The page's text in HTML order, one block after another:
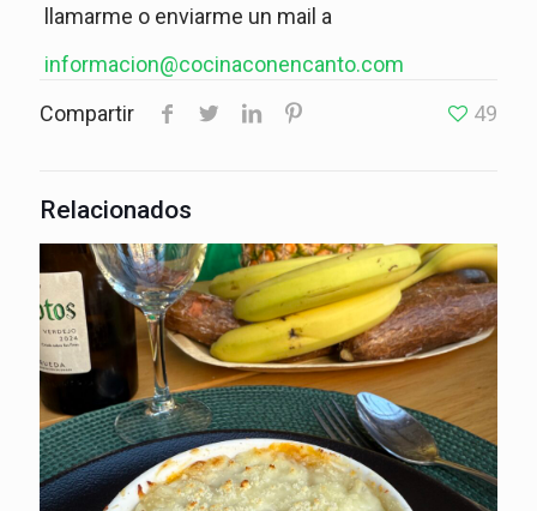
llamarme o enviarme un mail a
informacion@cocinaconencanto.com
Compartir
49
Relacionados